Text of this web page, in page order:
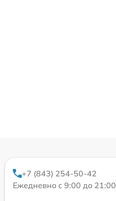
+7 (843) 254-50-42
Ежедневно с 9:00 до 21:00